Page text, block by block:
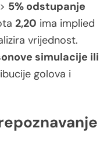
5% odstupanje
2,20 ima implied
vrijednost.
simulacije ili
golova i